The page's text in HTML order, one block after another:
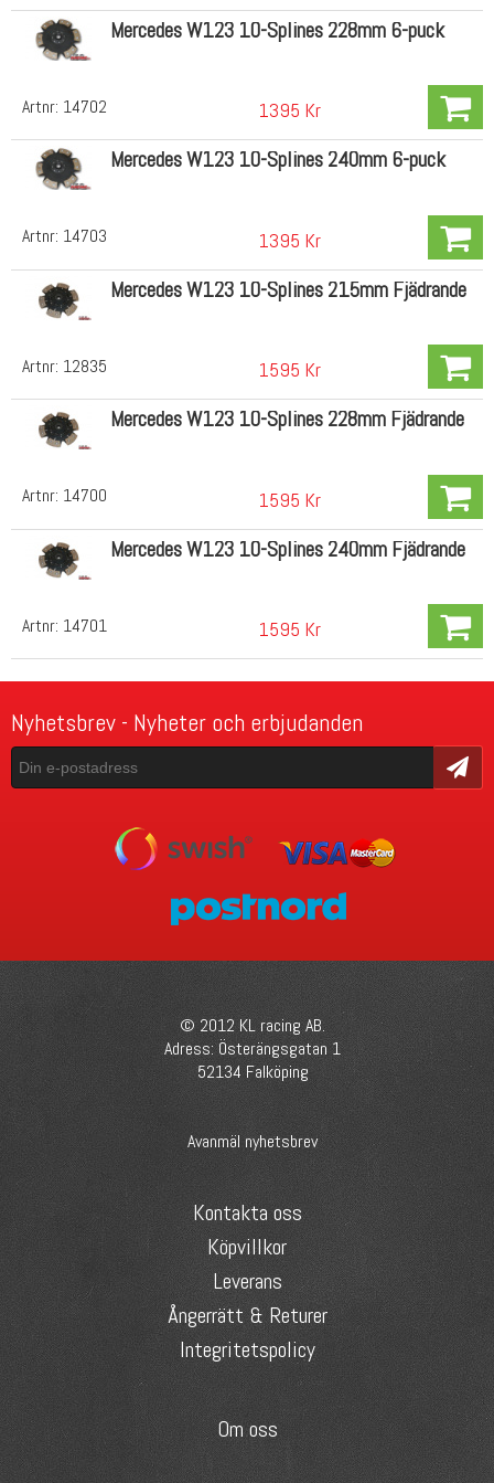
Artnr: 14702
Mercedes W123 10-Splines 228mm 6-puck
1395 Kr
Artnr: 14703
Mercedes W123 10-Splines 240mm 6-puck
1395 Kr
Artnr: 12835
Mercedes W123 10-Splines 215mm Fjädrande
1595 Kr
Artnr: 14700
Mercedes W123 10-Splines 228mm Fjädrande
1595 Kr
Artnr: 14701
Mercedes W123 10-Splines 240mm Fjädrande
1595 Kr
Nyhetsbrev - Nyheter och erbjudanden
Skicka
© 2012 KL racing AB.
Adress: Österängsgatan 1
52134 Falköping
Avanmäl nyhetsbrev
Kontakta oss
Köpvillkor
Leverans
Ångerrätt & Returer
Integritetspolicy
Om oss